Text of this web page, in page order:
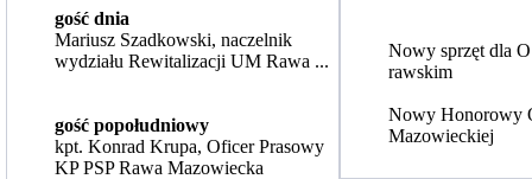
gość dnia
Mariusz Szadkowski, naczelnik
wydziału Rewitalizacji UM Rawa ...
gość popołudniowy
kpt. Konrad Krupa, Oficer Prasowy
KP PSP Rawa Mazowiecka
Nowy sprzęt dla
rawskim
Nowy Honorowy
Mazowieckiej